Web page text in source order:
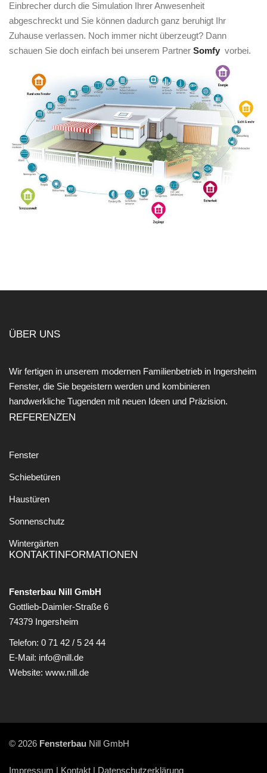
Einbrecher durch die Simulation Ihrer Anwesenheit
abgeschreckt und Sie können dadurch ganz beruhigt Ihr
Zuhause verlassen. Noch immer nicht überzeugt? Dann
schauen Sie doch einfach bei unserem Partner Somfy vorbei.
ÜBER UNS
Wir fertigen in unserem modernen Familienbetrieb in Ingersheim
Fenster, die Sie begeistern werden und kombinieren
handwerkliche Tugenden mit neuen Ideen und Präzision.
REFERENZEN
Fenster
Schiebetüren
Haustüren
Sonnenschutz
Wintergärten
KONTAKTINFORMATIONEN
Fensterbau Nill GmbH
Gottlieb-Daimler-Straße 6
74379 Ingersheim
Telefon: 0 71 42 / 5 24 44
E-Mail: info@nill.de
Website: www.nill.de
© 2026 Fensterbau Nill GmbH
Impressum | Kontakt | Datenschutzerklärung